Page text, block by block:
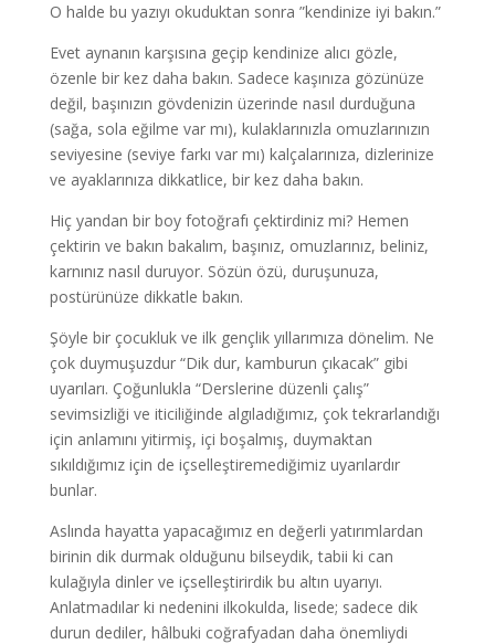
O halde bu yazıyı okuduktan sonra ”kendinize iyi bakın.”
Evet aynanın karşısına geçip kendinize alıcı gözle,
özenle bir kez daha bakın. Sadece kaşınıza gözünüze
değil, başınızın gövdenizin üzerinde nasıl durduğuna
(sağa, sola eğilme var mı), kulaklarınızla omuzlarınızın
seviyesine (seviye farkı var mı) kalçalarınıza, dizlerinize
ve ayaklarınıza dikkatlice, bir kez daha bakın.
Hiç yandan bir boy fotoğrafı çektirdiniz mi? Hemen
çektirin ve bakın bakalım, başınız, omuzlarınız, beliniz,
karnınız nasıl duruyor. Sözün özü, duruşunuza,
postürünüze dikkatle bakın.
Şöyle bir çocukluk ve ilk gençlik yıllarımıza dönelim. Ne
çok duymuşuzdur “Dik dur, kamburun çıkacak” gibi
uyarıları. Çoğunlukla “Derslerine düzenli çalış”
sevimsizliği ve iticiliğinde algıladığımız, çok tekrarlandığı
için anlamını yitirmiş, içi boşalmış, duymaktan
sıkıldığımız için de içselleştiremediğimiz uyarılardır
bunlar.
Aslında hayatta yapacağımız en değerli yatırımlardan
birinin dik durmak olduğunu bilseydik, tabii ki can
kulağıyla dinler ve içselleştirirdik bu altın uyarıyı.
Anlatmadılar ki nedenini ilkokulda, lisede; sadece dik
durun dediler, hâlbuki coğrafyadan daha önemliydi